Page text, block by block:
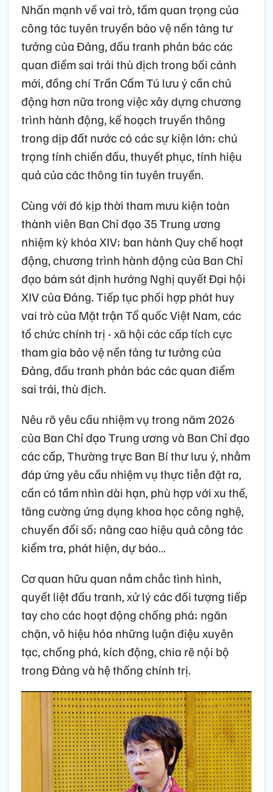
Nhấn mạnh về vai trò, tầm quan trọng của
công tác tuyên truyền bảo vệ nền tảng tư
tưởng của Đảng, đấu tranh phản bác các
quan điểm sai trái thù địch trong bối cảnh
mới, đồng chí Trần Cẩm Tú lưu ý cần chủ
động hơn nữa trong việc xây dựng chương
trình hành động, kế hoạch truyền thông
trong dịp đất nước có các sự kiện lớn; chú
trọng tính chiến đấu, thuyết phục, tính hiệu
quả của các thông tin tuyên truyền.
Cùng với đó kịp thời tham mưu kiện toàn
thành viên Ban Chỉ đạo 35 Trung ương
nhiệm kỳ khóa XIV; ban hành Quy chế hoạt
động, chương trình hành động của Ban Chỉ
đạo bám sát định hướng Nghị quyết Đại hội
XIV của Đảng. Tiếp tục phối hợp phát huy
vai trò của Mặt trận Tổ quốc Việt Nam, các
tổ chức chính trị - xã hội các cấp tích cực
tham gia bảo vệ nền tảng tư tưởng của
Đảng, đấu tranh phản bác các quan điểm
sai trái, thù địch.
Nêu rõ yêu cầu nhiệm vụ trong năm 2026
của Ban Chỉ đạo Trung ương và Ban Chỉ đạo
các cấp, Thường trực Ban Bí thư lưu ý, nhằm
đáp ứng yêu cầu nhiệm vụ thực tiễn đặt ra,
cần có tầm nhìn dài hạn, phù hợp với xu thế,
tăng cường ứng dụng khoa học công nghệ,
chuyển đổi số; nâng cao hiệu quả công tác
kiểm tra, phát hiện, dự báo…
Cơ quan hữu quan nắm chắc tình hình,
quyết liệt đấu tranh, xử lý các đối tượng tiếp
tay cho các hoạt động chống phá; ngăn
chặn, vô hiệu hóa những luận điệu xuyên
tạc, chống phá, kích động, chia rẽ nội bộ
trong Đảng và hệ thống chính trị.